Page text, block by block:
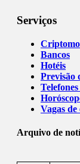
Serviços
Bancos
Hotéis
Previsão
Vagas de
Arquivo de